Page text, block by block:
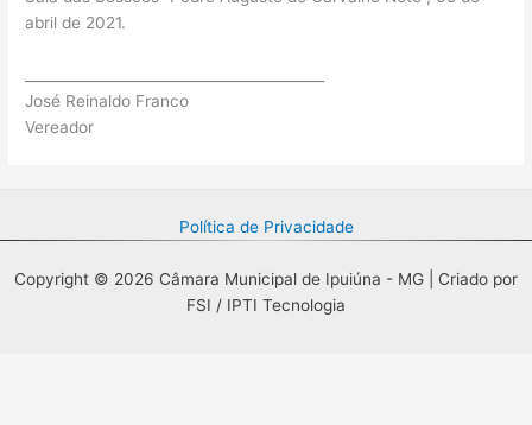
abril de 2021.
José Reinaldo Franco
Vereador
Política de Privacidade
Copyright © 2026 Câmara Municipal de Ipuiúna - MG | Criado por
FSI / IPTI Tecnologia